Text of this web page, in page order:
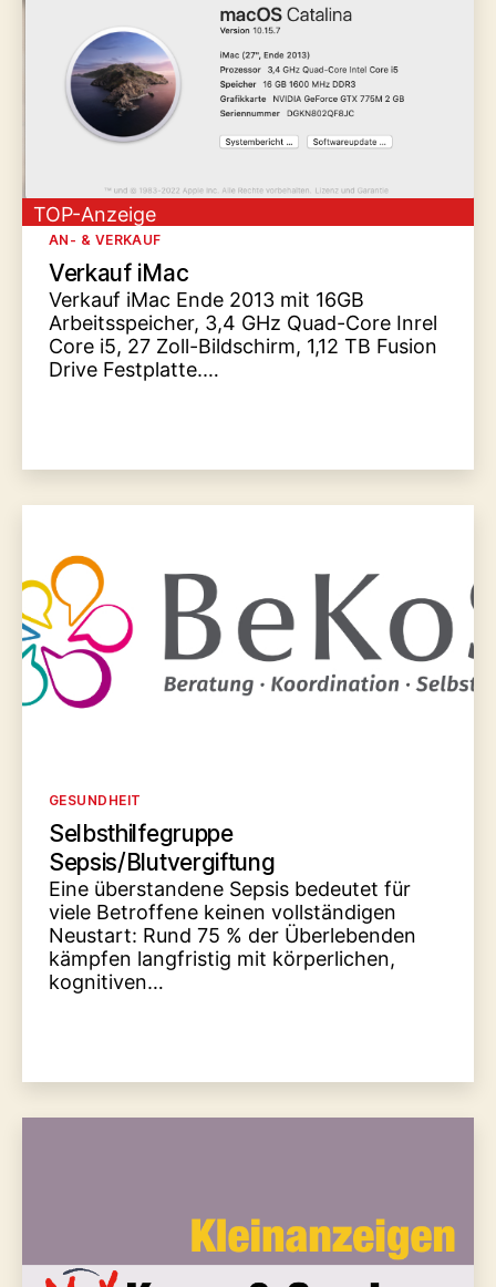
TOP-Anzeige
Kategorien
AN- & VERKAUF
Verkauf iMac
Verkauf iMac Ende 2013 mit 16GB
Arbeitsspeicher, 3,4 GHz Quad-Core Inrel
Core i5, 27 Zoll-Bildschirm, 1,12 TB Fusion
Drive Festplatte.…
Kategorien
GESUNDHEIT
Selbsthilfegruppe
Sepsis/Blutvergiftung
Eine überstandene Sepsis bedeutet für
viele Betroffene keinen vollständigen
Neustart: Rund 75 % der Überlebenden
kämpfen langfristig mit körperlichen,
kognitiven…